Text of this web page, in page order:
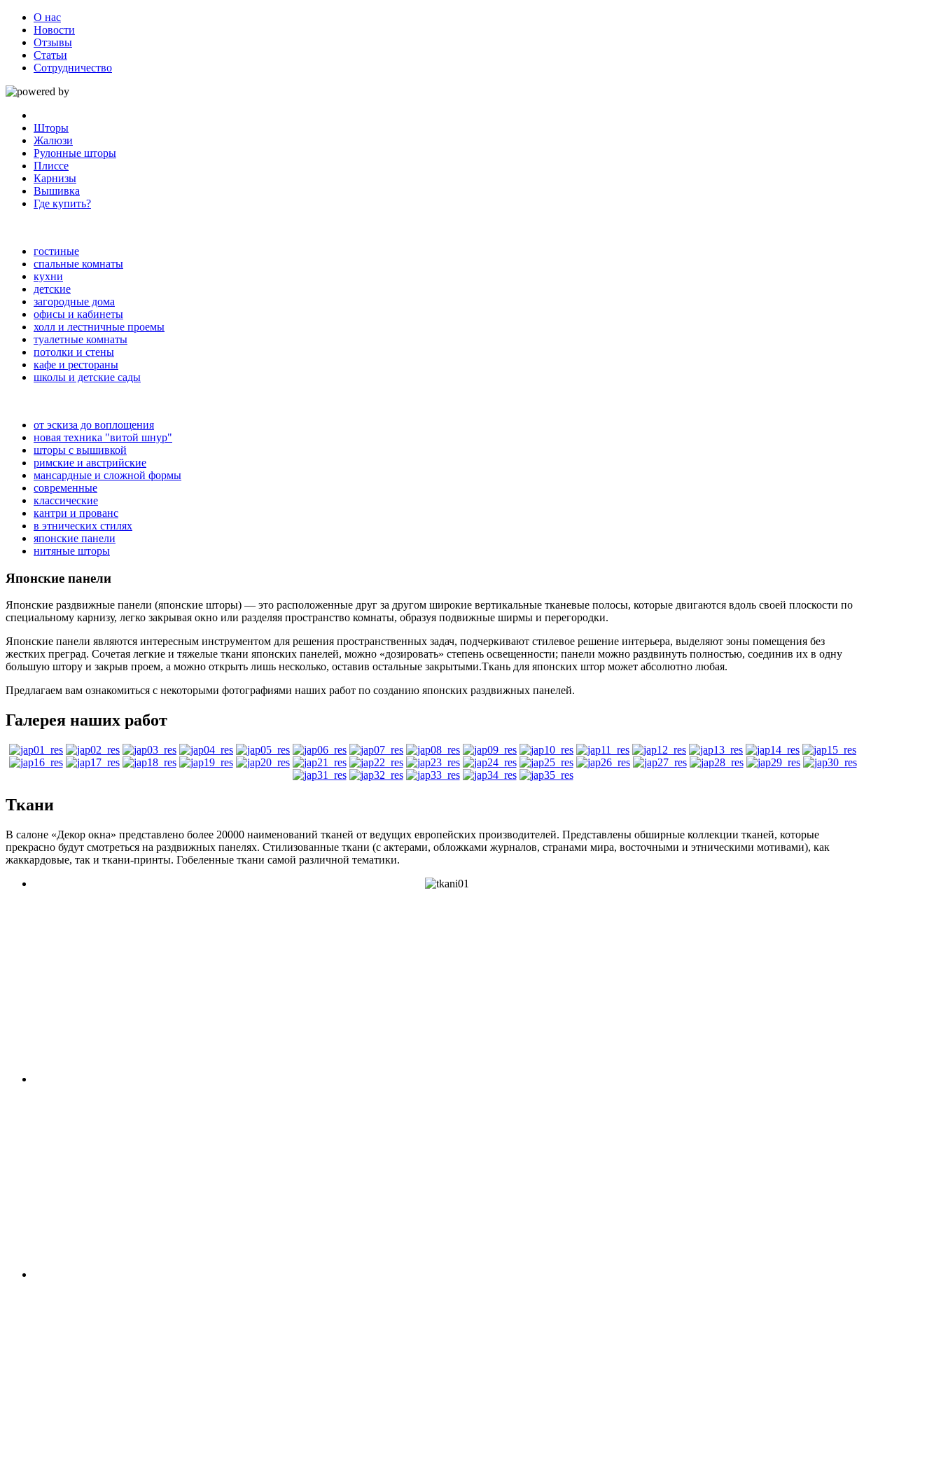
О нас
Новости
Отзывы
Статьи
Сотрудничество
Шторы
Жалюзи
Рулонные шторы
Плиссе
Карнизы
Вышивка
Где купить?
гостиные
спальные комнаты
кухни
детские
загородные дома
офисы и кабинеты
холл и лестничные проемы
туалетные комнаты
потолки и стены
кафе и рестораны
школы и детские сады
от эскиза до воплощения
новая техника "витой шнур"
шторы с вышивкой
римские и австрийские
мансардные и сложной формы
современные
классические
кантри и прованс
в этнических стилях
японские панели
нитяные шторы
Японские панели
Японские раздвижные панели (японские шторы) — это расположенные друг за другом широкие вертикальные тканевые полосы, которые двигаются вдоль своей плоскости по
специальному карнизу, легко закрывая окно или разделяя пространство комнаты, образуя подвижные ширмы и перегородки.
Японские панели являются интересным инструментом для решения пространственных задач, подчеркивают стилевое решение интерьера, выделяют зоны помещения без
жестких преград. Сочетая легкие и тяжелые ткани японских панелей, можно «дозировать» степень освещенности; панели можно раздвинуть полностью, соединив их в одну
большую штору и закрыв проем, а можно открыть лишь несколько, оставив остальные закрытыми.Ткань для японских штор может абсолютно любая.
Предлагаем вам ознакомиться с некоторыми фотографиями наших работ по созданию японских раздвижных панелей.
Галерея наших работ
Ткани
В салоне «Декор окна» представлено более 20000 наименований тканей от ведущих европейских производителей. Представлены обширные коллекции тканей, которые
прекрасно будут смотреться на раздвижных панелях. Стилизованные ткани (с актерами, обложками журналов, странами мира, восточными и этническими мотивами), как
жаккардовые, так и ткани-принты. Гобеленные ткани самой различной тематики.